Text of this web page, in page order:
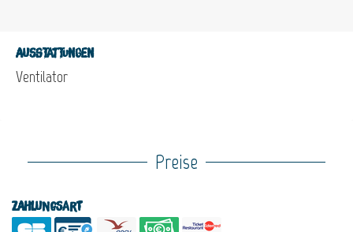
Ausstattungen
Ventilator
Preise
Zahlungsart